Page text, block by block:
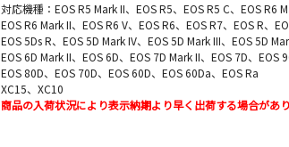
対応機種：EOS R5 Mark II、EOS R5、EOS R5 C、EOS R6
EOS R6 Mark II、EOS R6 V、EOS R6、EOS R7、EOS R、
EOS 5Ds R、EOS 5D Mark IV、EOS 5D Mark III、EOS 5D
EOS 6D Mark II、EOS 6D、EOS 7D Mark II、EOS 7D、EOS
EOS 80D、EOS 70D、EOS 60D、EOS 60Da、EOS Ra
XC15、XC10
商品の入荷状況により表示納期より早く出荷する場合があ